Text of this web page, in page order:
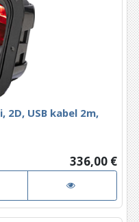
USB kabel 2m,
336,00 €